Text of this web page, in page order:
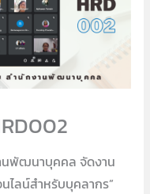
นพัฒนาบุคคล จัดงาน
ไลน์สำหรับบุคลากร”